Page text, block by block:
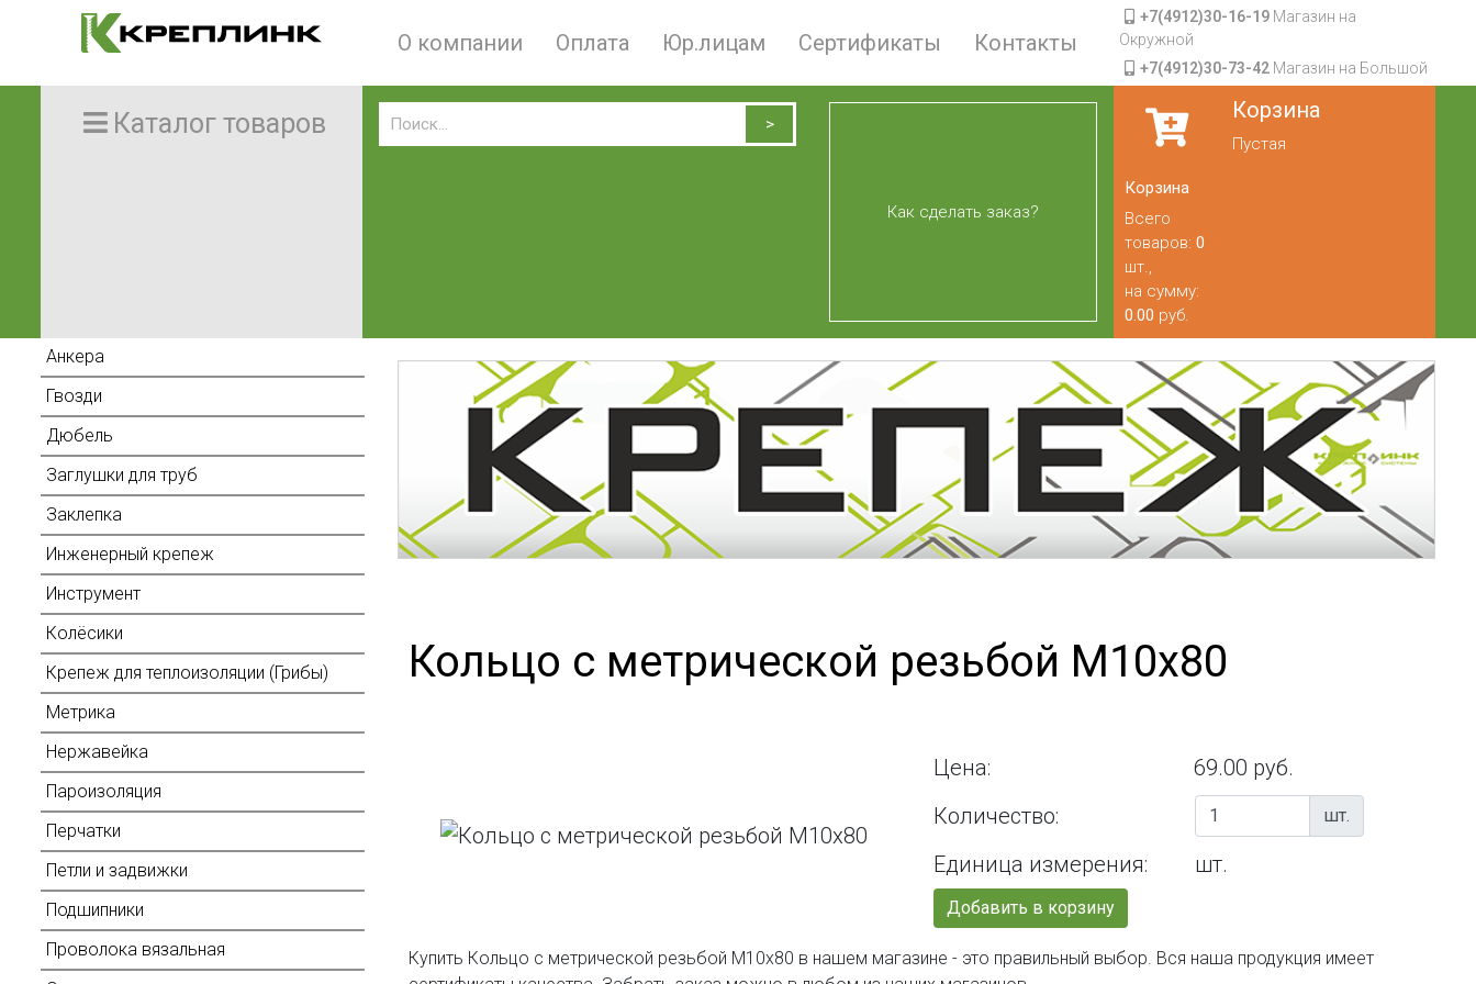
О компании Оплата Юр.лицам Сертификаты Контакты
+7(4912)30-16-19Магазин на
Окружной
+7(4912)30-73-42Магазин на Большой
Каталог товаров
Как сделать заказ?
Корзина
Пустая
Корзина
Всего
товаров: 0
шт.,
на сумму:
0.00 руб.
Анкера
Гвозди
Дюбель
Заглушки для труб
Заклепка
Инженерный крепеж
Инструмент
Колёсики
Крепеж для теплоизоляции (Грибы)
Метрика
Нержавейка
Пароизоляция
Перчатки
Петли и задвижки
Подшипники
Проволока вязальная
Кольцо с метрической резьбой М10х80
Цена:
69.00 руб.
Количество:
шт.
Единица измерения: шт.
Добавить в корзину
Купить Кольцо с метрической резьбой М10х80 в нашем магазине - это правильный выбор. Вся наша продукция имеет